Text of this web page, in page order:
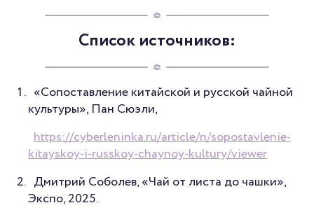
Список источников:
«Сопоставление китайской и русской чайной
культуры», Пан Сюэли,
https://cyberleninka.ru/article/n/sopostavlenie-
kitayskoy-i-russkoy-chaynoy-kultury/viewer
Дмитрий Соболев, «Чай от листа до чашки»,
Экспо, 2025.